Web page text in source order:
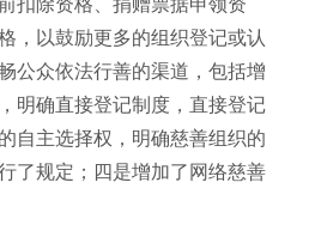
，以鼓励更多的组织登记或认
公众依法行善的渠道，包括增
明确直接登记制度，直接登记
自主选择权，明确慈善组织的
了规定；四是增加了网络慈善